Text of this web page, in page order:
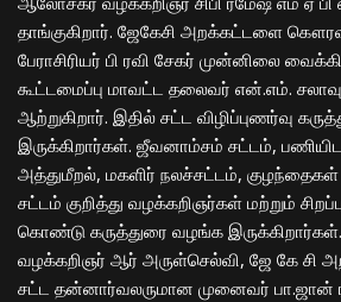
தாங்குகிறார். ஜேகேசி அறக்கட்டளை
பேராசிரியர் பி ரவி சேகர் முன்னிலை
கூட்டமைப்பு மாவட்ட தலைவர் என்.எம்.
ஆற்றுகிறார். இதில் சட்ட விழிப்புணர்வு
இருக்கிறார்கள். ஜீவனாம்சம் சட்டம்,
அத்துமீறல், மகளிர் நலச்சட்டம்,
சட்டம் குறித்து வழக்கறிஞர்கள் மற்றும்
கொண்டு கருத்துரை வழங்க
வழக்கறிஞர் ஆர் அருள்செல்வி, ஜே கே சி
சட்ட தன்னார்வலருமான முனைவர் பா.ஜான்